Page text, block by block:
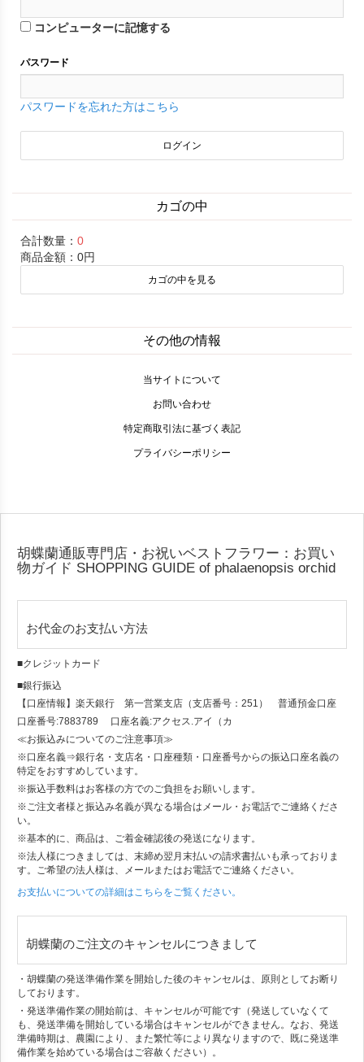
コンピューターに記憶する
パスワード
パスワードを忘れた方はこちら
カゴの中
合計数量： 0
商品金額： 0円
カゴの中を見る
その他の情報
当サイトについて
お問い合わせ
特定商取引法に基づく表記
プライバシーポリシー
胡蝶蘭通販専門店・お祝いベストフラワー：お買い
物ガイド SHOPPING GUIDE of phalaenopsis orchid
お代金のお支払い方法
■クレジットカード
■銀行振込
【口座情報】楽天銀行 第一営業支店（支店番号：251） 普通預金口座
口座番号:7883789 口座名義:アクセス.アイ（カ
≪お振込みについてのご注意事項≫
※口座名義⇒銀行名・支店名・口座種類・口座番号からの振込口座名義の
特定をおすすめしています。
※振込手数料はお客様の方でのご負担をお願いします。
※ご注文者様と振込み名義が異なる場合はメール・お電話でご連絡くださ
い。
※基本的に、商品は、ご着金確認後の発送になります。
※法人様につきましては、末締め翌月末払いの請求書払いも承っておりま
す。ご希望の法人様は、メールまたはお電話でご連絡ください。
お支払いについての詳細はこちらをご覧ください。
胡蝶蘭のご注文のキャンセルにつきまして
・胡蝶蘭の発送準備作業を開始した後のキャンセルは、原則としてお断り
しております。
・発送準備作業の開始前は、キャンセルが可能です（発送していなくて
も、発送準備を開始している場合はキャンセルができません。なお、発送
準備時期は、農園により、また繁忙等により異なりますので、既に発送準
備作業を始めている場合はご容赦ください）。